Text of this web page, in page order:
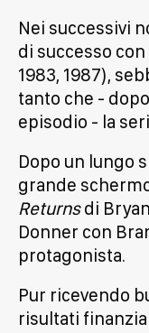
Nei successivi
di successo con
1983, 1987),
tanto che -
episodio - la
Dopo un lungo
grande
Returnsdi
Donner con
protagonista.
Pur ricevendo
risultati